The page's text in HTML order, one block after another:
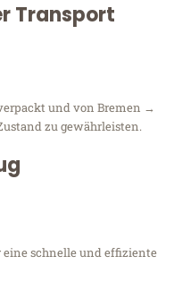
Transport
und von Bremen →
zu gewährleisten.
eine schnelle und effiziente